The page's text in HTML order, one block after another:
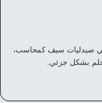
صيدليات سيف كمحاسب،
بشكل جزئي.